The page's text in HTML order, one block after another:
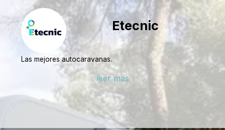
Etecnic
Las mejores autocaravanas.
leer mas